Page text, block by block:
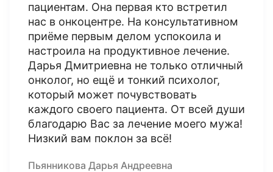
пациентам. Она первая кто встретил
нас в онкоцентре. На консультативном
приёме первым делом успокоила и
настроила на продуктивное лечение.
Дарья Дмитриевна не только отличный
онколог, но ещё и тонкий психолог,
который может почувствовать
каждого своего пациента. От всей души
благодарю Вас за лечение моего мужа!
Низкий вам поклон за всё!
Пьянникова Дарья Андреевна